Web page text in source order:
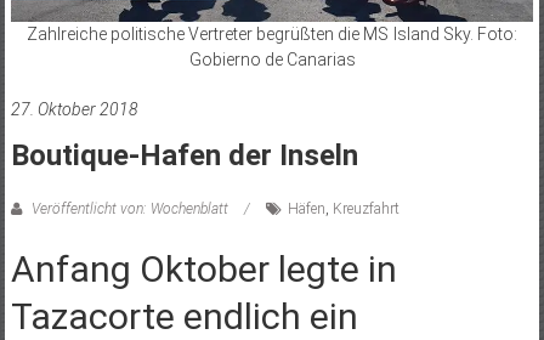
Zahlreiche politische Vertreter begrüßten die MS Island Sky. Foto:
Gobierno de Canarias
27. Oktober 2018
Boutique-Hafen der Inseln
Veröffentlicht von: Wochenblatt Häfen, Kreuzfahrt
Anfang Oktober legte in
Tazacorte endlich ein